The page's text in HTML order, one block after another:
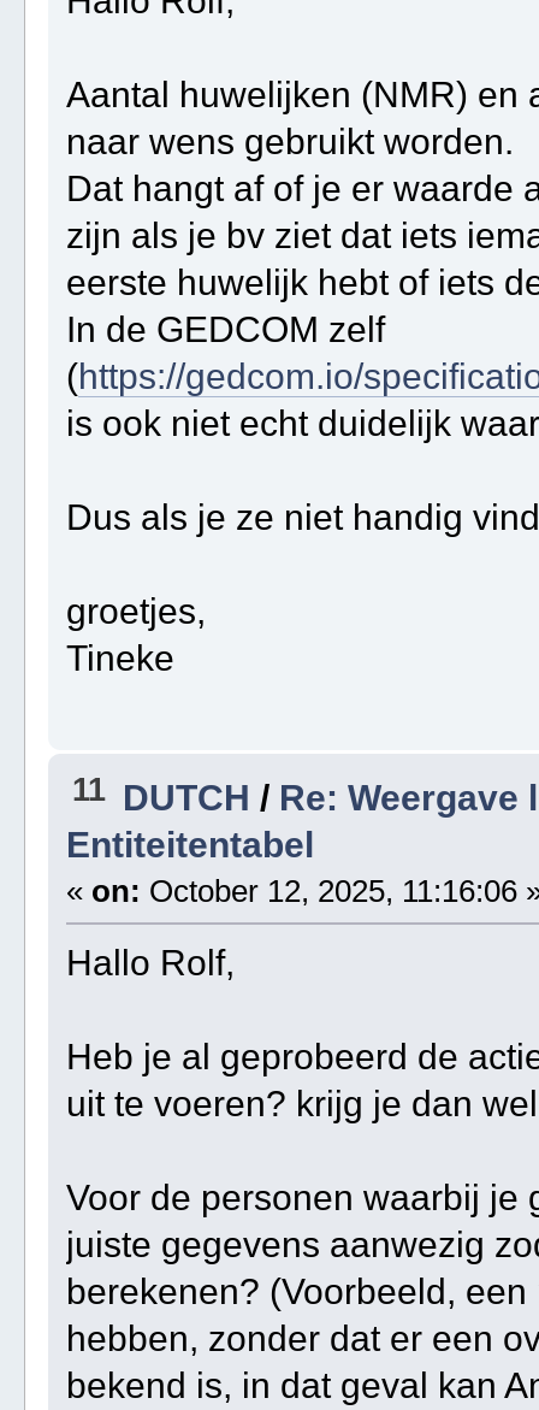
Aantal huwelijken (NMR) en
naar wens gebruikt worden.
Dat hangt af of je er waarde
zijn als je bv ziet dat iets
eerste huwelijk hebt of iets
In de GEDCOM zelf
(https://gedcom.io/
is ook niet echt duidelijk
Dus als je ze niet handig
groetjes,
Tineke
11 DUTCH / Re:
Entiteitentabel
« on: October 12, 2025, 11:16:06
Hallo Rolf,
Heb je al geprobeerd de
uit te voeren? krijg je dan
Voor de personen waarbij je
juiste gegevens aanwezig
berekenen? (Voorbeeld,
hebben, zonder dat er een
bekend is, in dat geval kan